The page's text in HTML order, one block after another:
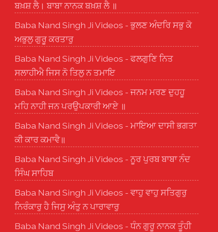
ਬਖ਼ਸ਼ ਲੈ। ਬਾਬਾ ਨਾਨਕ ਬਖ਼ਸ਼ ਲੈ ॥
Baba Nand Singh Ji Videos - ਭੁਲਣ ਅੰਦਰਿ ਸਭੁ ਕੋ
ਅਭੁਲੁ ਗੁਰੂ ਕਰਤਾਰੁ
Baba Nand Singh Ji Videos - ਫਲਗੁਣਿ ਨਿਤ
ਸਲਾਹੀਐ ਜਿਸ ਨੋ ਤਿਲੁ ਨ ਤਮਾਇ
Baba Nand Singh Ji Videos - ਜਨਮ ਮਰਣ ਦੁਹਹੂ
ਮਹਿ ਨਾਹੀ ਜਨ ਪਰਉਪਕਾਰੀ ਆਏ ॥
Baba Nand Singh Ji Videos - ਮਾਇਆ ਦਾਸੀ ਭਗਤਾ
ਕੀ ਕਾਰ ਕਮਾਵੈ॥
Baba Nand Singh Ji Videos - ਨੂਰ ਪੁਰਬ ਬਾਬਾ ਨੰਦ
ਸਿੰਘ ਸਾਹਿਬ
Baba Nand Singh Ji Videos - ਵਾਹੁ ਵਾਹੁ ਸਤਿਗੁਰੁ
ਨਿਰੰਕਾਰੁ ਹੈ ਜਿਸੁ ਅੰਤੁ ਨ ਪਾਰਾਵਾਰੁ
Baba Nand Singh Ji Videos - ਧੰਨ ਗੁਰੂ ਨਾਨਕ ਤੂੰਹੀ